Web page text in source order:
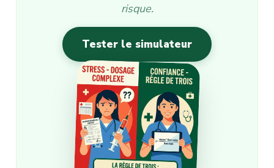
risque.
Tester le simulateur